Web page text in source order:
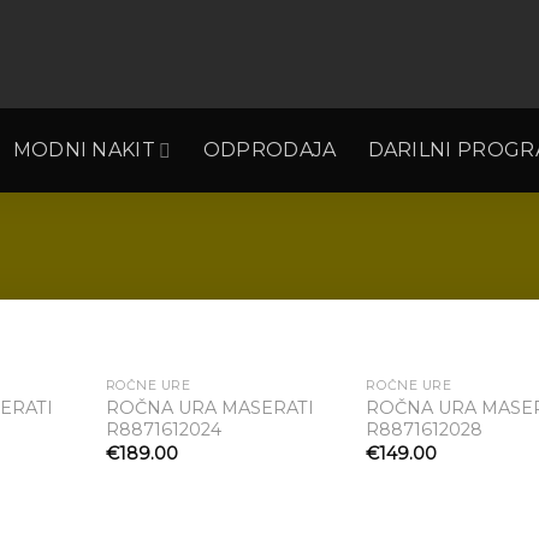
MODNI NAKIT ODPRODAJA DARILNI
ROČNE URE
ROČNA URA MASERATI
R8871612024
€189.00
ROČNE URE
ROČNA URA
R8871612028
€149.00